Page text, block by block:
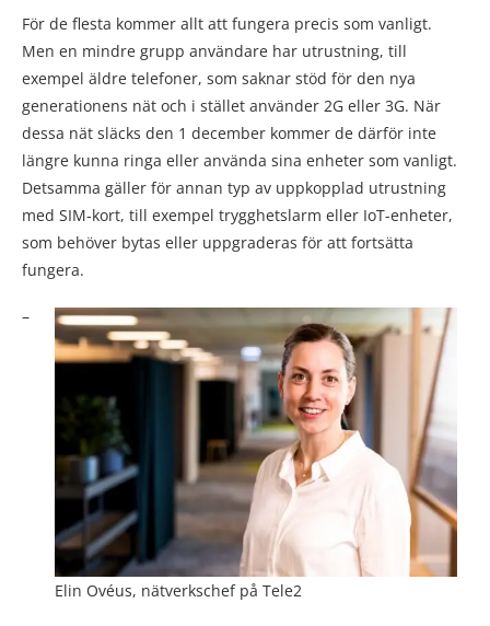
För de flesta kommer allt att fungera precis som vanligt.
Men en mindre grupp användare har utrustning, till
exempel äldre telefoner, som saknar stöd för den nya
generationens nät och i stället använder 2G eller 3G. När
dessa nät släcks den 1 december kommer de därför inte
längre kunna ringa eller använda sina enheter som vanligt.
Detsamma gäller för annan typ av uppkopplad utrustning
med SIM-kort, till exempel trygghetslarm eller IoT-enheter,
som behöver bytas eller uppgraderas för att fortsätta
fungera.
Elin Ovéus, nätverkschef på Tele2
–